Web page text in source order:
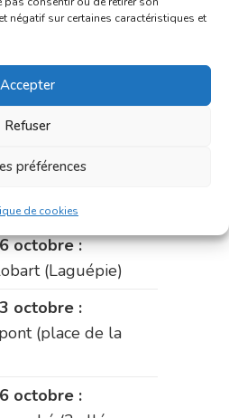
négatif sur certaines caractéristiques et
Accepter
Refuser
préférences
de cookies
Saint-Jacques)
octobre:
(La Fouillade)
octobre :
(Laguépie)
octobre :
(place de la
octobre :